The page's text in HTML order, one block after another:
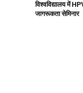
विश्वविद्यालय में
जागरूकता सेमिनार